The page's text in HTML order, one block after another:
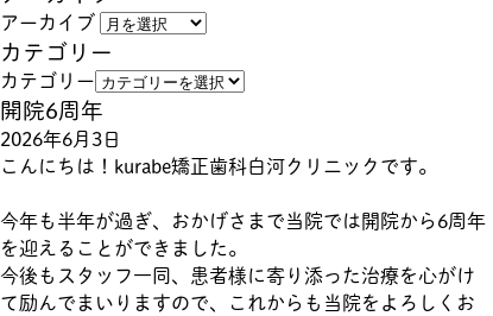
アーカイブ
カテゴリー
カテゴリー
開院6周年
2026年6月3日
こんにちは！kurabe矯正歯科白河クリニックです。
今年も半年が過ぎ、おかげさまで当院では開院から6周年
を迎えることができました。
今後もスタッフ一同、患者様に寄り添った治療を心がけ
て励んでまいりますので、これからも当院をよろしくお